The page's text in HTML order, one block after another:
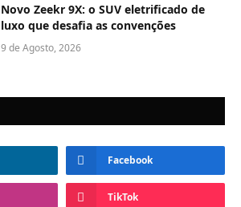
Novo Zeekr 9X: o SUV eletrificado de
luxo que desafia as convenções
9 de Agosto, 2026
Facebook
TikTok